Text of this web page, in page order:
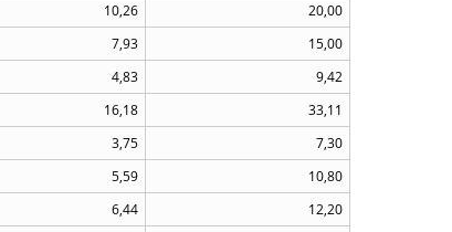
10,26
20,00
7,93
15,00
4,83
9,42
16,18
33,11
3,75
7,30
5,59
10,80
6,44
12,20